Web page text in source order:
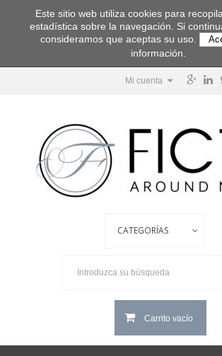
Mi cuenta
Carrito vacío
Este sitio web utiliza cookies para
estadística sobre la navegación. Si
consideramos que aceptas su uso.
información.